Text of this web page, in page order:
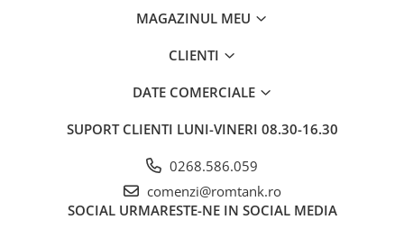
MAGAZINUL MEU
CLIENTI
DATE COMERCIALE
SUPORT CLIENTI LUNI-VINERI 08.30-16.30
0268.586.059
comenzi@romtank.ro
SOCIAL URMARESTE-NE IN SOCIAL MEDIA